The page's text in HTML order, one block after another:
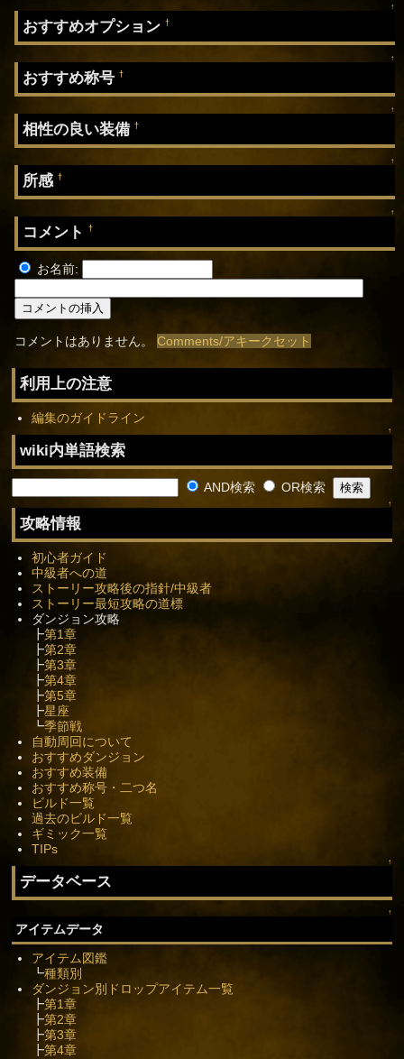
↑
おすすめオプション†
↑
おすすめ称号†
↑
相性の良い装備†
↑
所感†
↑
コメント†
お名前:
コメントはありません。Comments/アキークセット
利用上の注意
編集のガイドライン
↑
wiki内単語検索
AND検索 OR検索
↑
攻略情報
初心者ガイド
中級者への道
ストーリー攻略後の指針/中級者
ストーリー最短攻略の道標
ダンジョン攻略
┣第1章
┣第2章
┣第3章
┣第4章
┣第5章
┣星座
┗季節戦
自動周回について
おすすめダンジョン
おすすめ装備
おすすめ称号・二つ名
ビルド一覧
過去のビルド一覧
ギミック一覧
TIPs
↑
データベース
↑
アイテムデータ
アイテム図鑑
┗種類別
ダンジョン別ドロップアイテム一覧
┣第1章
┣第2章
┣第3章
┣第4章